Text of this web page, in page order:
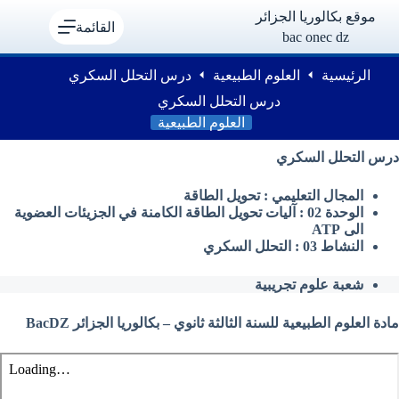
موقع بكالوريا الجزائر
bac onec dz
القائمة
الرئيسية العلوم الطبيعية
درس التحلل السكري
درس التحلل السكري
العلوم الطبيعية
درس التحلل السكري
المجال التعليمي : تحويل الطاقة
الوحدة 02 : آليات تحويل الطاقة الكامنة في الجزيئات العضوية
الى ATP
النشاط 03 : التحلل السكري
شعبة علوم تجريبية
مادة العلوم الطبيعية للسنة الثالثة ثانوي – بكالوريا الجزائر BacDZ